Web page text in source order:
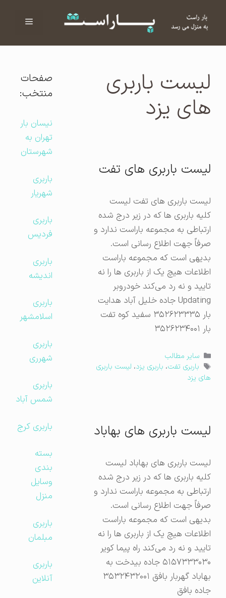
فهرست
لیست باربری
های یزد
لیست باربری های تفت
لیست باربری های تفت لیست
کلیه باربری ها که در زیر درج شده
ارتباطی به مجموعه باراست ندارد و
صرفاً جهت اطلاع رسانی است.
بدیهی است که مجموعه باراست
اطلاعات هیچ یک از باربری ها را نه
تایید و نه رد می‌کند خودروبر
Updating جاده خلیل آباد هدایت
بار ۳۵۲۶۲۳۳۳۵ سفید کوه تفت
دسته‌ها
سایر مطالب
برچسب‌ها
باربری تفت ،باربری یزد، لیست باربری
های یزد
لیست باربری های بهاباد
لیست باربری های بهاباد لیست
کلیه باربری ها که در زیر درج شده
ارتباطی به مجموعه باراست ندارد و
صرفاً جهت اطلاع رسانی است.
بدیهی است که مجموعه باراست
اطلاعات هیچ یک از باربری ها را نه
تایید و نه رد می‌کند راه پیما کویر
۵۱۵۷۳۳۳۰۳۰ جاده بیدخت به
بهاباد گهربار بافق ۳۵۳۲۴۳۲۰۰۱
جاده بافق
صفحات
منتخب:
نیسان بار
تهران به
شهرستان
باربری
شهریار
باربری
فردیس
باربری
اندیشه
باربری
اسلامشهر
باربری
شهرری
باربری
شمس آباد
باربری کرج
بسته
بندی
وسایل
منزل
باربری
مبلمان
باربری
آنلاین